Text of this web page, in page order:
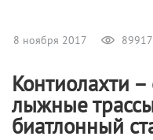
8 ноября 2017 89917
Контиолахти
лыжные
биатлонный